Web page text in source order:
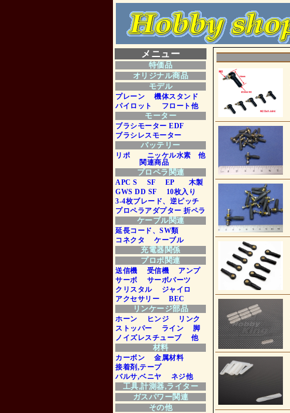
メニュー
特価品
オリジナル商品
モデル
プレーン
機体スタンド
パイロット
フロート他
モーター
ブラシモーター EDF
ブラシレスモーター
バッテリー
リポ
ニッケル水素 他
関連商品
プロペラ関連
APC S SF EP
木製
GWS DD SF
10枚入り
3-4枚ブレード、逆ピッチ
プロペラアダプター 折ペラ
ケーブル関連
延長コード、SW類
コネクタ
ケーブル
充電器関係
プロポ関連
送信機 受信機
アンプ
サーボ
サーボパーツ
クリスタル
ジャイロ
アクセサリー
BEC
リンケージ部品
ホーン ヒンジ
リンク
ストッパー
ライン
脚
ノイズレスチューブ
他
材料
カーボン
金属材料
接着剤,テープ
バルサ,ベニヤ
ネジ他
工具,計測器,ライター
ガスパワー関連
その他